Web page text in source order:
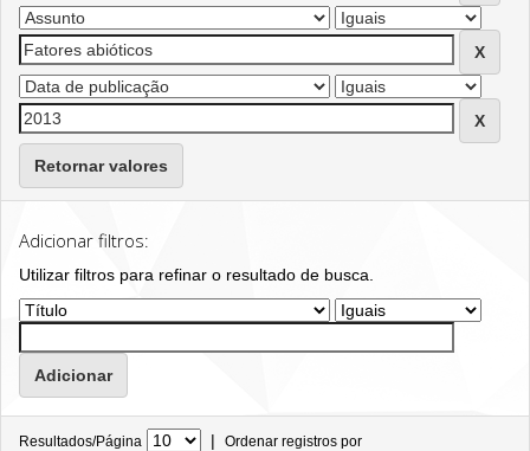
Retornar valores
Adicionar filtros:
Utilizar filtros para refinar o resultado de busca.
Resultados/Página | Ordenar registros por